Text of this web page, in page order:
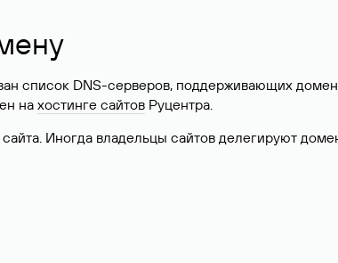
список DNS-серверов, поддерживающих
на хостинге сайтов Руцентра.
Иногда владельцы сайтов делегируют